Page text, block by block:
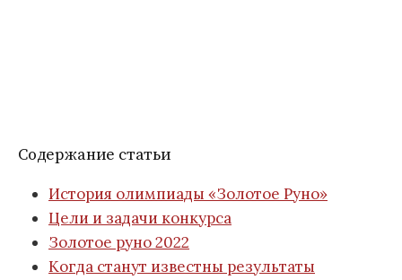
Содержание статьи
История олимпиады «Золотое Руно»
Цели и задачи конкурса
Золотое руно 2022
Когда станут известны результаты